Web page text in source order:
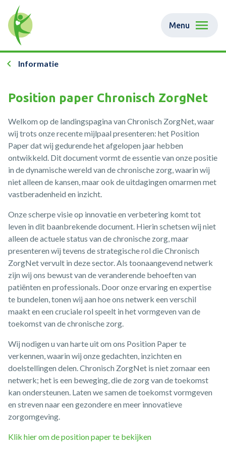
Menu
Informatie
Position paper Chronisch ZorgNet
Welkom op de landingspagina van Chronisch ZorgNet, waar
wij trots onze recente mijlpaal presenteren: het Position
Paper dat wij gedurende het afgelopen jaar hebben
ontwikkeld. Dit document vormt de essentie van onze positie
in de dynamische wereld van de chronische zorg, waarin wij
niet alleen de kansen, maar ook de uitdagingen omarmen met
vastberadenheid en inzicht.
Onze scherpe visie op innovatie en verbetering komt tot
leven in dit baanbrekende document. Hierin schetsen wij niet
alleen de actuele status van de chronische zorg, maar
presenteren wij tevens de strategische rol die Chronisch
ZorgNet vervult in deze sector. Als toonaangevend netwerk
zijn wij ons bewust van de veranderende behoeften van
patiënten en professionals. Door onze ervaring en expertise
te bundelen, tonen wij aan hoe ons netwerk een verschil
maakt en een cruciale rol speelt in het vormgeven van de
toekomst van de chronische zorg.
Wij nodigen u van harte uit om ons Position Paper te
verkennen, waarin wij onze gedachten, inzichten en
doelstellingen delen. Chronisch ZorgNet is niet zomaar een
netwerk; het is een beweging, die de zorg van de toekomst
kan ondersteunen. Laten we samen de toekomst vormgeven
en streven naar een gezondere en meer innovatieve
zorgomgeving.
Klik hier om de position paper te bekijken